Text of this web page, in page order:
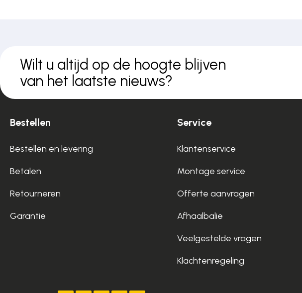
Wilt u altijd op de hoogte blijven
van het laatste nieuws?
Bestellen
Bestellen en levering
Betalen
Retourneren
Garantie
Service
Klantenservice
Montage service
Offerte aanvragen
Afhaalbalie
Veelgestelde vragen
Klachtenregeling